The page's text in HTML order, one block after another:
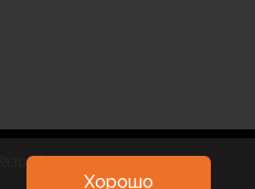
Разработка и развитие
Хорошо